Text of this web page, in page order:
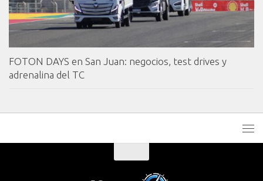
FOTON DAYS en San Juan: negocios, test drives y
adrenalina del TC